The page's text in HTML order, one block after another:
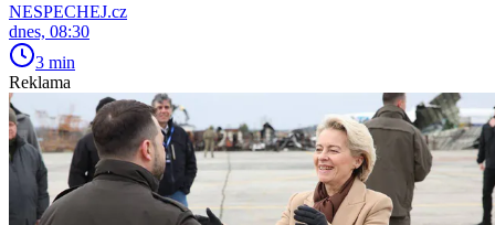
NESPECHEJ.cz
dnes, 08:30
3 min
Reklama